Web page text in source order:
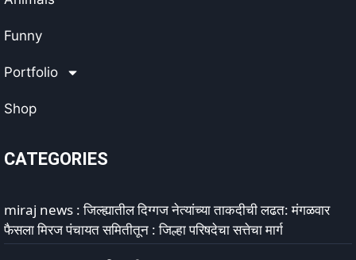
Funny
Portfolio
Shop
CATEGORIES
miraj news : जिल्ह्यातील दिग्गज नेत्यांच्या ताकदीची लढत: मंगळवार
फैसला मिरज पंचायत समितीतून : जिल्हा परिषदेचा सत्तेचा मार्ग